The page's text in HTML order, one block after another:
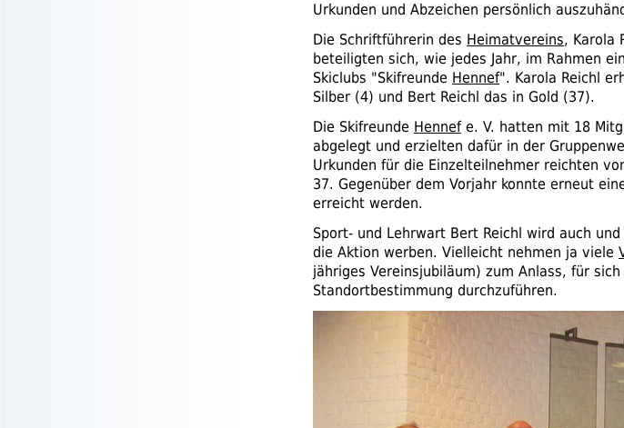
Urkunden und Abzeichen persönlich
Die Schriftführerin des Heimatvereins, Karola
beteiligten sich, wie jedes Jahr, im Rahmen
Skiclubs "Skifreunde Hennef". Karola Reichl
Silber (4) und Bert Reichl das in Gold (37).
Die Skifreunde Hennef e. V. hatten mit 18
abgelegt und erzielten dafür in der
Urkunden für die Einzelteilnehmer reichten
37. Gegenüber dem Vorjahr konnte erneut
erreicht werden.
Sport- und Lehrwart Bert Reichl wird auch
die Aktion werben. Vielleicht nehmen ja viele
jähriges Vereinsjubiläum) zum Anlass, für
Standortbestimmung durchzuführen.